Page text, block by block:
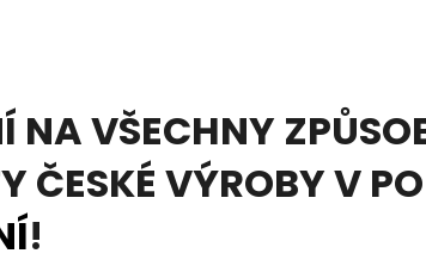
VŠECHNY
ČESKÉ VÝROBY V
!